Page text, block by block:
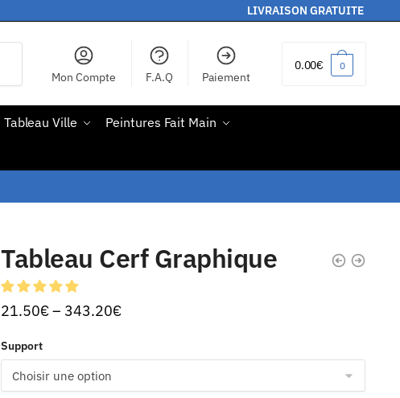
LIVRAISON GRATUITE
Mon Compte F.A.Q Paiement
0.00€ 0
Tableau Ville
Peintures Fait Main
Tableau Cerf Graphique
21.50€– 343.20€
Support